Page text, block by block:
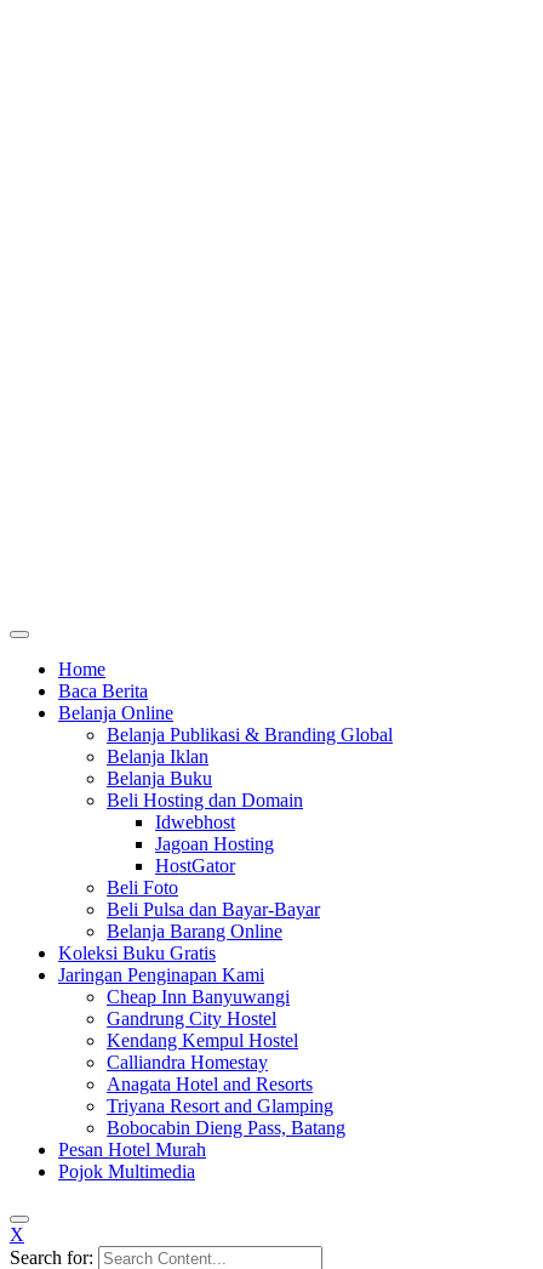
Home
Baca Berita
Belanja Online
Belanja Publikasi & Branding Global
Belanja Iklan
Belanja Buku
Beli Hosting dan Domain
Idwebhost
Jagoan Hosting
HostGator
Beli Foto
Beli Pulsa dan Bayar-Bayar
Belanja Barang Online
Koleksi Buku Gratis
Jaringan Penginapan Kami
Cheap Inn Banyuwangi
Gandrung City Hostel
Kendang Kempul Hostel
Calliandra Homestay
Anagata Hotel and Resorts
Triyana Resort and Glamping
Bobocabin Dieng Pass, Batang
Pesan Hotel Murah
Pojok Multimedia
X
Search for: